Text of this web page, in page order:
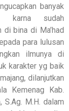
banyak
karna sudah
bina di Ma’had
para lulusan
ilmunya di
karakter yg baik
dilanjutkan
Kemenag Kab.
S.Ag. M.H. dalam